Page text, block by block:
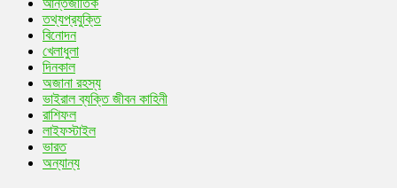
আন্তর্জাতিক
তথ্যপ্রযুক্তি
বিনোদন
খেলাধুলা
দিনকাল
অজানা রহস্য
ভাইরাল ব্যক্তি জীবন কাহিনী
রাশিফল
লাইফস্টাইল
ভারত
অন্যান্য